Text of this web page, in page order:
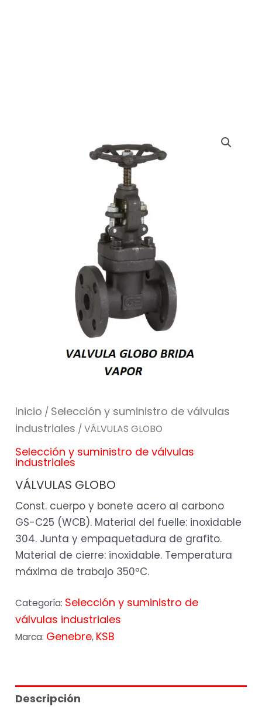
Inicio / Selección y suministro de válvulas
industriales / VÁLVULAS GLOBO
Selección y suministro de válvulas
industriales
VÁLVULAS GLOBO
Const. cuerpo y bonete acero al carbono
GS-C25 (WCB). Material del fuelle: inoxidable
304. Junta y empaquetadura de grafito.
Material de cierre: inoxidable. Temperatura
máxima de trabajo 350ºC.
Categoría: Selección y suministro de
válvulas industriales
Marca: Genebre, KSB
Descripción